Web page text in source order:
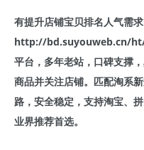
有提升店铺宝贝排名人气需
http://bd.suyouweb.cn/ht/
平台，多年老站，口碑支撑
商品并关注店铺。匹配淘系
路，安全稳定，支持淘宝、
业界推荐首选。